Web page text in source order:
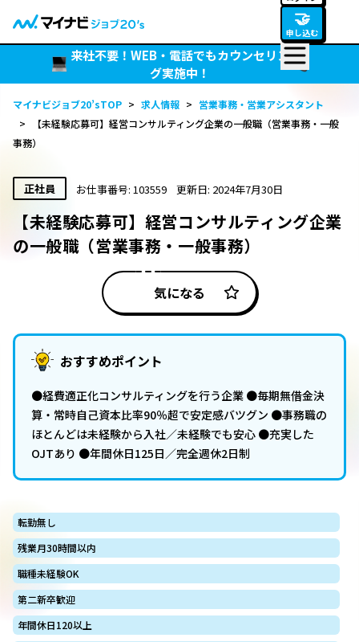
🤝
申し込む
来社不要！WEB・電話でもカウンセリン
グ実施中！
マイナビジョブ20’sTOP > 求人情報 > 営業事務・営業アシスタント
>
【未経験応募可】経営コンサルティング企業の一般職（営業事務・一般
事務）
正社員 お仕事番号: 103559 更新日: 2024年7月30日
【未経験応募可】経営コンサルティング企業
の一般職（営業事務・一般事務）
気になる
おすすめポイント
●経費適正化コンサルティングを行う企業 ●毎期無借金決
算・常時自己資本比率90％超で安定感バツグン ●事務職の
ほとんどは未経験から入社／未経験でも安心 ●充実した
OJTあり ●年間休日125日／完全週休2日制
転勤無し
残業月30時間以内
職種未経験OK
第二新卒歓迎
年間休日120以上